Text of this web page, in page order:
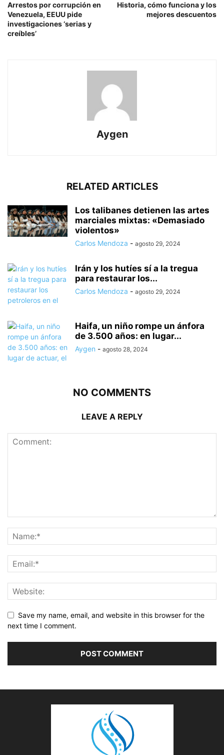
Arrestos por corrupción en
Venezuela, EEUU pide
investigaciones ‘serias y
creíbles’
Historia, cómo funciona y los
mejores descuentos
Aygen
RELATED ARTICLES
Los talibanes detienen las artes
marciales mixtas: «Demasiado
violentos»
Carlos Mendoza - agosto 29, 2024
Irán y los hutíes sí a la tregua
para restaurar los...
Carlos Mendoza - agosto 29, 2024
Haifa, un niño rompe un ánfora
de 3.500 años: en lugar...
Aygen - agosto 28, 2024
NO COMMENTS
LEAVE A REPLY
Save my name, email, and website in this browser for the
next time I comment.